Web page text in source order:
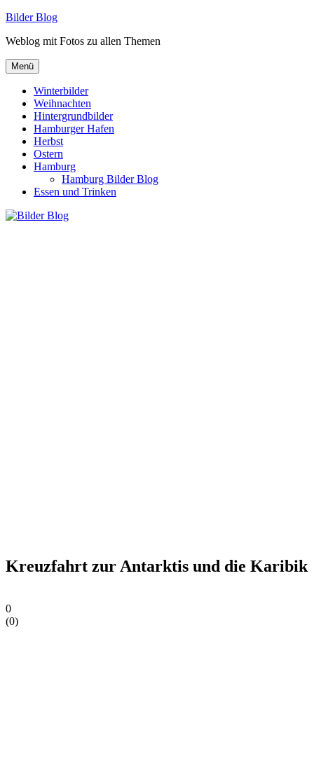
Zum
springen
Bilder Blog
Weblog mit Fotos zu allen Themen
Menü
Winterbilder
Weihnachten
Hintergrundbilder
Hamburger Hafen
Herbst
Ostern
Hamburg
Hamburg Bilder Blog
Essen und Trinken
Kreuzfahrt zur Antarktis und die Karibik
0
(0)